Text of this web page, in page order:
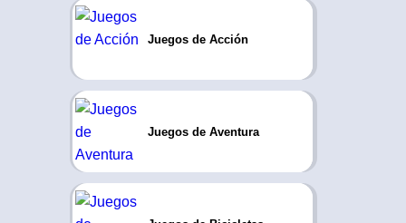
Juegos de Acción
Juegos de Aventura